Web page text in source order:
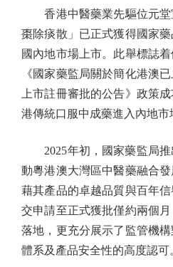
香港中醫藥業先驅位元堂
棗除痰散」已正式獲得國家
國內地市場上市。此舉標誌
《國家藥監局關於簡化港澳
上市註冊審批的公告》政策
港傳統口服中成藥進入內地市
2025年初，國家藥監局推
動粵港澳大灣區中醫藥融合
藉其產品的卓越品質與百年
交申請至正式獲批僅約兩個
落地，更充分展示了監管機
體系及產品安全性的高度認可